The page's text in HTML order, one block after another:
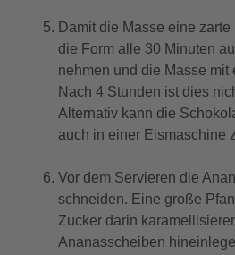
Damit die Masse eine
die Form alle 30 Minuten
nehmen und die Masse mit
Nach 4 Stunden ist dies
Alternativ kann die
auch in einer Eismaschine
Vor dem Servieren die
schneiden. Eine große
Zucker darin
Ananasscheiben